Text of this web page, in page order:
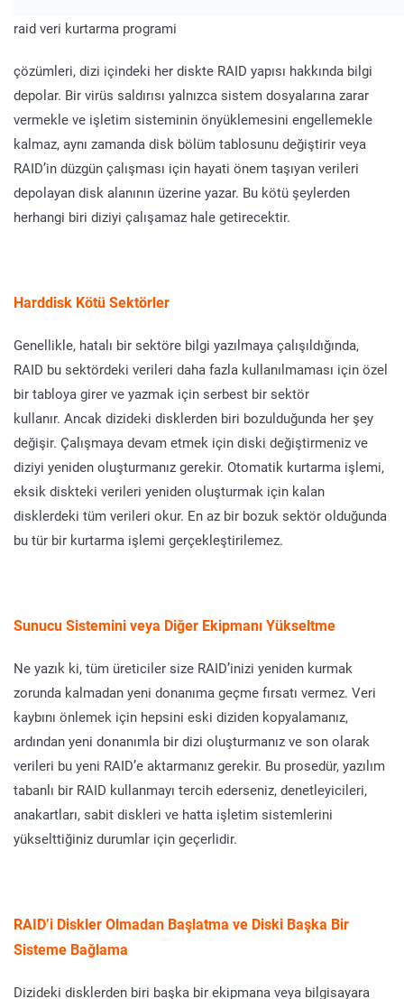
raid veri kurtarma programi
çözümleri, dizi içindeki her diskte RAID yapısı hakkında bilgi
depolar. Bir virüs saldırısı yalnızca sistem dosyalarına zarar
vermekle ve işletim sisteminin önyüklemesini engellemekle
kalmaz, aynı zamanda disk bölüm tablosunu değiştirir veya
RAID’in düzgün çalışması için hayati önem taşıyan verileri
depolayan disk alanının üzerine yazar. Bu kötü şeylerden
herhangi biri diziyi çalışamaz hale getirecektir.
Harddisk Kötü Sektörler
Genellikle, hatalı bir sektöre bilgi yazılmaya çalışıldığında,
RAID bu sektördeki verileri daha fazla kullanılmaması için özel
bir tabloya girer ve yazmak için serbest bir sektör
kullanır. Ancak dizideki disklerden biri bozulduğunda her şey
değişir. Çalışmaya devam etmek için diski değiştirmeniz ve
diziyi yeniden oluşturmanız gerekir. Otomatik kurtarma işlemi,
eksik diskteki verileri yeniden oluşturmak için kalan
disklerdeki tüm verileri okur. En az bir bozuk sektör olduğunda
bu tür bir kurtarma işlemi gerçekleştirilemez.
Sunucu Sistemini veya Diğer Ekipmanı Yükseltme
Ne yazık ki, tüm üreticiler size RAID’inizi yeniden kurmak
zorunda kalmadan yeni donanıma geçme fırsatı vermez. Veri
kaybını önlemek için hepsini eski diziden kopyalamanız,
ardından yeni donanımla bir dizi oluşturmanız ve son olarak
verileri bu yeni RAID’e aktarmanız gerekir. Bu prosedür, yazılım
tabanlı bir RAID kullanmayı tercih ederseniz, denetleyicileri,
anakartları, sabit diskleri ve hatta işletim sistemlerini
yükselttiğiniz durumlar için geçerlidir.
RAID’i Diskler Olmadan Başlatma ve Diski Başka Bir
Sisteme Bağlama
Dizideki disklerden biri başka bir ekipmana veya bilgisayara